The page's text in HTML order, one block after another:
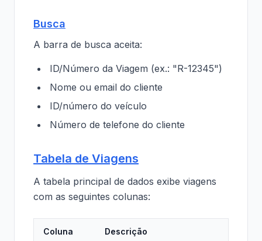
Busca
A barra de busca aceita:
ID/Número da Viagem (ex.: "R-12345")
Nome ou email do cliente
ID/número do veículo
Número de telefone do cliente
Tabela de Viagens
A tabela principal de dados exibe viagens
com as seguintes colunas:
Coluna Descrição